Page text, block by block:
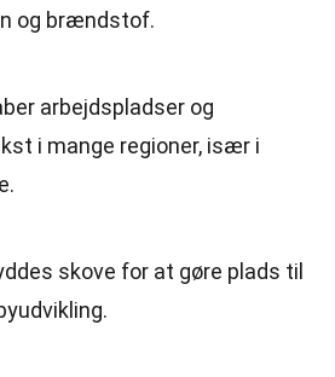
og brændstof.
arbejdspladser og
i mange regioner, især i
skove for at gøre plads til